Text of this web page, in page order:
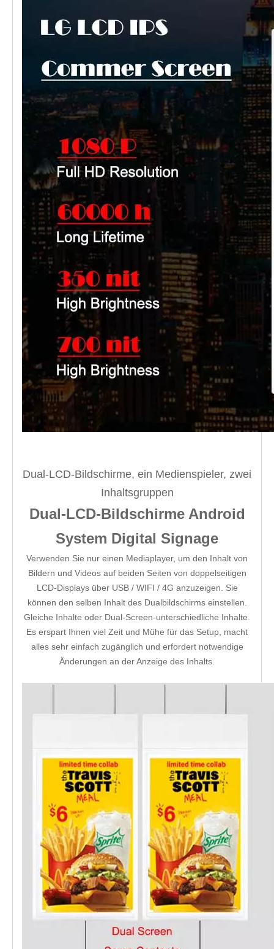
Dual-LCD-Bildschirme, ein Medienspieler, zwei
Inhaltsgruppen
Dual-LCD-Bildschirme Android
System Digital Signage
Verwenden Sie nur einen Mediaplayer, um den Inhalt von
Bildern und Videos auf beiden Seiten von doppelseitigen
LCD-Displays über USB / WIFI / 4G anzuzeigen. Sie
können den selben Inhalt des Dualbildschirms einstellen.
Gleiche Inhalte oder Dual-Screen-unterschiedliche Inhalte.
Es erspart Ihnen viel Zeit und Mühe für das Setup, macht
alles sehr einfach zugänglich und erfordert notwendige
Änderungen an der Anzeige des Inhalts.